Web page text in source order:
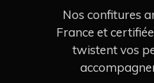
Nos confitures
France et
twistent vos